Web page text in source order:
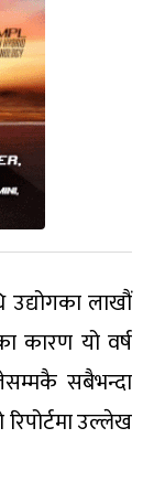
उद्योगका लाखौं
कारण यो वर्ष
सबैभन्दा
उल्लेख